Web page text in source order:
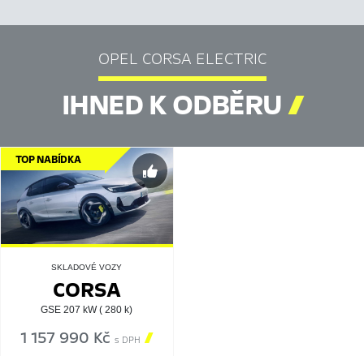
OPEL CORSA ELECTRIC
IHNED K ODBĚRU
TOP NABÍDKA
SKLADOVÉ VOZY
CORSA
GSE 207 kW ( 280 k)
1 157 990 Kčs DPH 